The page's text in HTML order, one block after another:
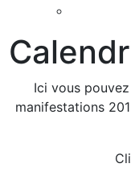
Ici vous
manifestations